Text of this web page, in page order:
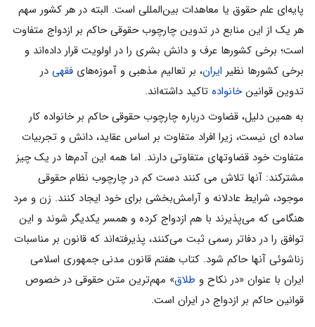
پایه‌ای علم حقوق یا معاهدات بین‌المللی است. البته در هر کشور سهم
هر یک از این منابع در تدوین چارچوب حقوقی حاکم بر ازدواج متفاوت
است؛ برخی کشورها عرف و دانش بشری را در اولویت قرار داده‌اند و
برخی کشورها نظیر ایران، بر تعالیم مذهبی و آموزه‌های فقهی در
تدوین قوانینخانواده تاکید داشته‌اند.
به همین دلیل، قضاوت درباره چارچوب حقوقی حاکم بر خانواده کار
ساده ای نیست، زیرا افراد متفاوت بر اساس عقاید، دانش و تجربیات
متفاوت خود قضاوتهای متفاوتی دارند. اما همه این آدم‌ها در یک چیز
مشترکند: آنها تلاش می کنند دست کم در چارچوب نظام حقوقی
موجود، شرایط عادلانه ‌و آرامش‌بخشی برای خود ایجاد کنند. زن و مرد
هنگامی که می‌پذیرند با هم ازدواج کرده و همسر یکدیگر شوند و این
توافق را در دفاتر رسمی ثبت می‌کنند، پذیرفته‌اند که قانون بر مناسبات
زناشوئی آنها حاکم شود. کتاب هفتم قانون مدنی جمهوری اسلامی
ایران با عنوان «در نکاح و طلاق» مهم‌ترین متن حقوقی در خصوص
قوانین حاکم بر ازدواج در ایران است.